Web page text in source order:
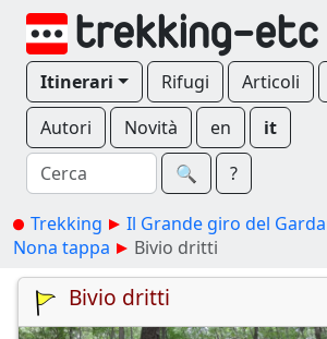
Itinerari Rifugi Articoli
Autori
Novità en
it
🔍︎
?
Trekking
Il Grande giro del Garda
Nona tappa
Bivio dritti
Bivio dritti